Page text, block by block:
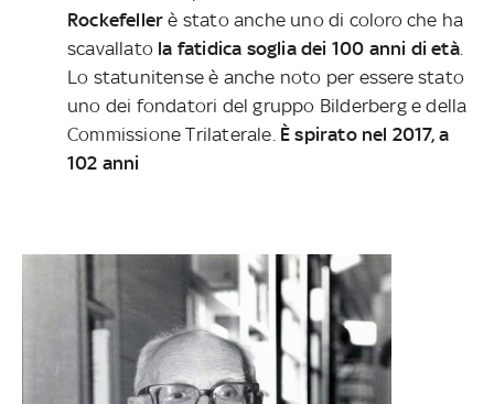
Rockefellerè stato anche uno di coloro che ha
scavallato la fatidica soglia dei 100 anni di età.
Lo statunitense è anche noto per essere stato
uno dei fondatori del gruppo Bilderberg e della
Commissione Trilaterale. È spirato nel 2017, a
102 anni